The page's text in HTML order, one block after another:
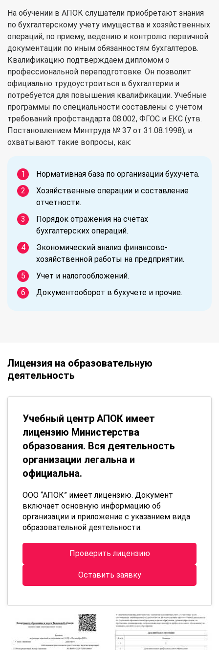
На обучении в АПОК слушатели приобретают знания
по бухгалтерскому учету имущества и хозяйственных
операций, по приему, ведению и контролю первичной
документации по иным обязанностям бухгалтеров.
Квалификацию подтверждаем дипломом о
профессиональной переподготовке. Он позволит
официально трудоустроиться в бухгалтерии и
потребуется для повышения квалификации. Учебные
программы по специальности составлены с учетом
требований профстандарта 08.002, ФГОС и ЕКС (утв.
Постановлением Минтруда № 37 от 31.08.1998), и
охватывают такие вопросы, как:
Нормативная база по организации бухучета.
Хозяйственные операции и составление
отчетности.
Порядок отражения на счетах
бухгалтерских операций.
Экономический анализ финансово-
хозяйственной работы на предприятии.
Учет и налогообложений.
Документооборот в бухучете и прочие.
Лицензия на образовательную
деятельность
Учебный центр АПОК имеет
лицензию Министерства
образования. Вся деятельность
организации легальна и
официальна.
ООО “АПОК” имеет лицензию. Документ
включает основную информацию об
организации и приложение с указанием вида
образовательной деятельности.
Проверить лицензию
Оставить заявку